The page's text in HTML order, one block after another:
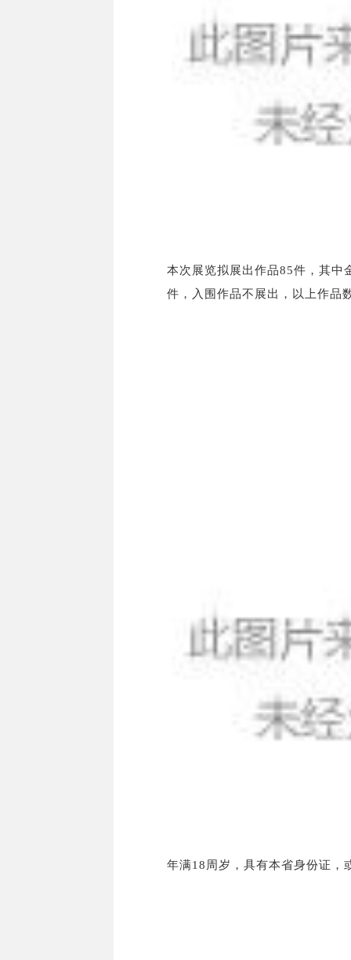
本次展览拟展出作品85件，其中
件，入围作品不展出，以上作品
年满18周岁，具有本省身份证，